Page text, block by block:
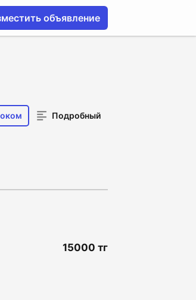
объявление
Подробный
15000 тг